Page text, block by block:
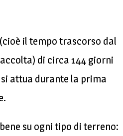
(cioè il tempo trascorso dal
di circa 144 giorni
si attua durante la prima
su ogni tipo di terreno: